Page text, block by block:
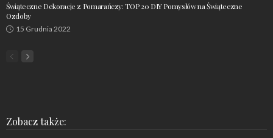
Świąteczne Dekoracje z Pomarańczy: TOP 20 DIY Pomysłów na Świąteczne
Ozdoby
15 Grudnia 2022
Zobacz także: